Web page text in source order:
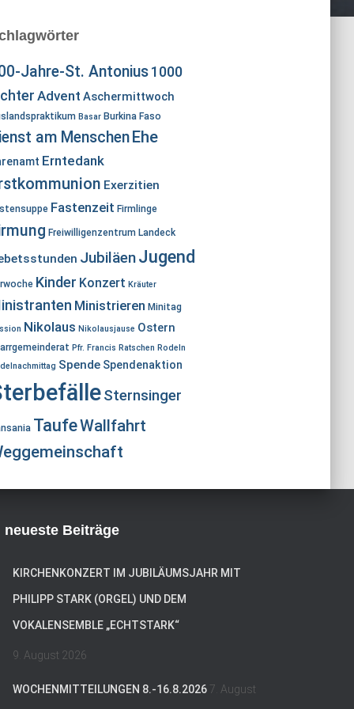
Jahre-St. Antonius1000
Advent Aschermittwoch
Basar Burkina Faso
am MenschenEhe
Erntedank
Exerzitien
Fastenzeit Firmlinge
Freiwilligenzentrum Landeck
JubiläenJugend
Kinder Konzert Kräuter
Ministrieren Minitag
Nikolaus Nikolausjause Ostern
Pfr. Francis Ratschen Rodeln
Spende Spendenaktion
Sternsinger
TaufeWallfahrt
neueste Beiträge
KIRCHENKONZERT IM JUBILÄUMSJAHR MIT
PHILIPP STARK (ORGEL) UND DEM
VOKALENSEMBLE „ECHTSTARK“
9. August 2026
WOCHENMITTEILUNGEN 8.-16.8.2026 7. August